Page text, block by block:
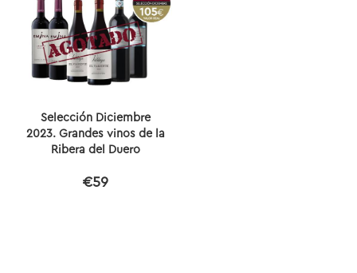
Selección Diciembre
2023. Grandes vinos de la
Ribera del Duero
€59